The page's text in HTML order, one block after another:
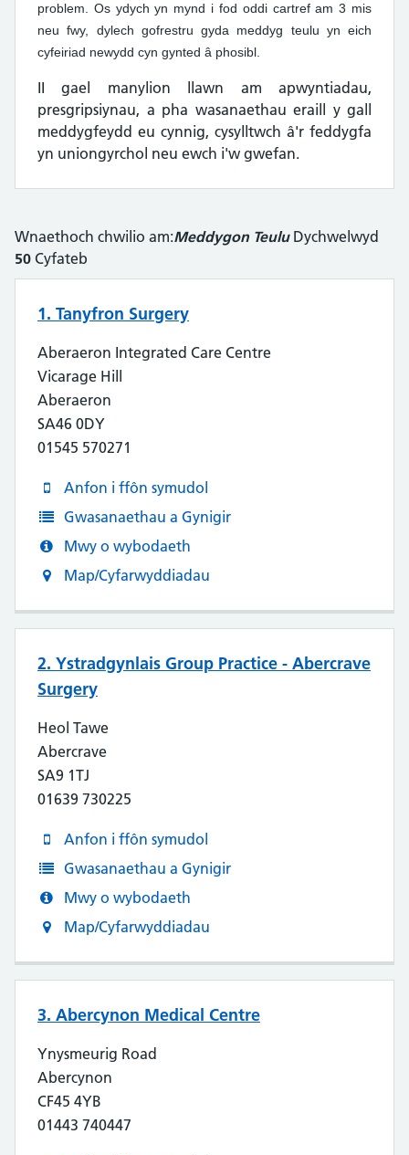
problem. Os ydych yn mynd i fod oddi cartref am 3 mis
neu fwy, dylech gofrestru gyda meddyg teulu yn eich
cyfeiriad newydd cyn gynted â phosibl.
II gael manylion llawn am apwyntiadau,
presgripsiynau, a pha wasanaethau eraill y gall
meddygfeydd eu cynnig, cysylltwch â'r feddygfa
yn uniongyrchol neu ewch i'w gwefan.
Wnaethoch chwilio am:Meddygon TeuluDychwelwyd
50 Cyfateb
1. Tanyfron Surgery
Aberaeron Integrated Care Centre
Vicarage Hill
Aberaeron
SA46 0DY
01545 570271
Anfon i ffôn symudol
Gwasanaethau a Gynigir
Mwy o wybodaeth
Map/Cyfarwyddiadau
2. Ystradgynlais Group Practice - Abercrave
Surgery
Heol Tawe
Abercrave
SA9 1TJ
01639 730225
Anfon i ffôn symudol
Gwasanaethau a Gynigir
Mwy o wybodaeth
Map/Cyfarwyddiadau
3. Abercynon Medical Centre
Ynysmeurig Road
Abercynon
CF45 4YB
01443 740447